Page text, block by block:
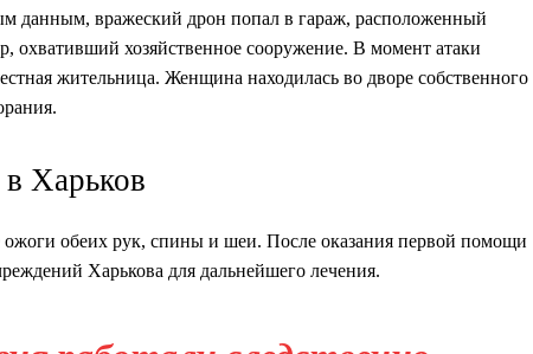
данным, вражеский дрон попал в гараж, расположенный
охвативший хозяйственное сооружение. В момент атаки
жительница. Женщина находилась во дворе собственного
Харьков
обеих рук, спины и шеи. После оказания первой помощи
Харькова для дальнейшего лечения.